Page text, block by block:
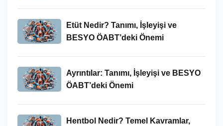
Etüt Nedir? Tanımı, İşleyişi ve
BESYO ÖABT’deki Önemi
Ayrıntılar: Tanımı, İşleyişi ve BESYO
ÖABT’deki Önemi
Hentbol Nedir? Temel Kavramlar,